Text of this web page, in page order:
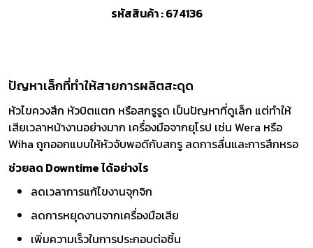
รหัสสินค้า : 674136
ปัญหาเล็กที่ทำให้สายการผลิตสะดุด
หัวไขควงสึก หัวบิตแตก หรือสกรูรูด เป็นปัญหาที่ดูเล็ก แต่ทำให้
เสียเวลาหน้างานอย่างมาก เครื่องมือจากยุโรป เช่น Wera หรือ
Wiha ถูกออกแบบให้หัวจับพอดีกับสกรู ลดการลื่นและการสึกหรอ
ช่วยลด Downtime ได้อย่างไร
ลดเวลาการแก้ไขงานจุกจิก
ลดการหยุดงานจากเครื่องมือเสีย
เพิ่มความเร็วในการประกอบต่อชิ้น